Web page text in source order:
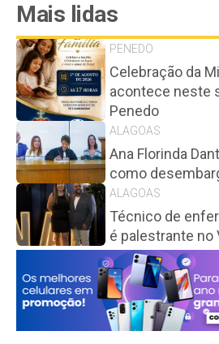
Mais lidas
PENEDO
Celebração da
acontece neste
Penedo
ALAGOAS
Ana Florinda
como
ALAGOAS
Técnico de
é palestrante no